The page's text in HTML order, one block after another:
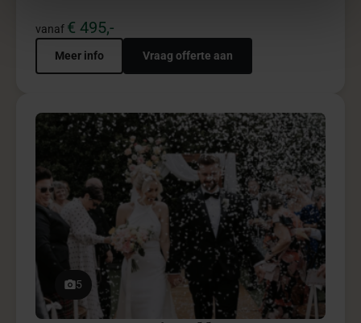
5
Trouwceremonie pakket
Trouwceremonie pakket creëert een intieme, stijlvolle
ceremonie vol betekenisvolle beleving.
€ 2.950,-
Meer info Vraag offerte aan